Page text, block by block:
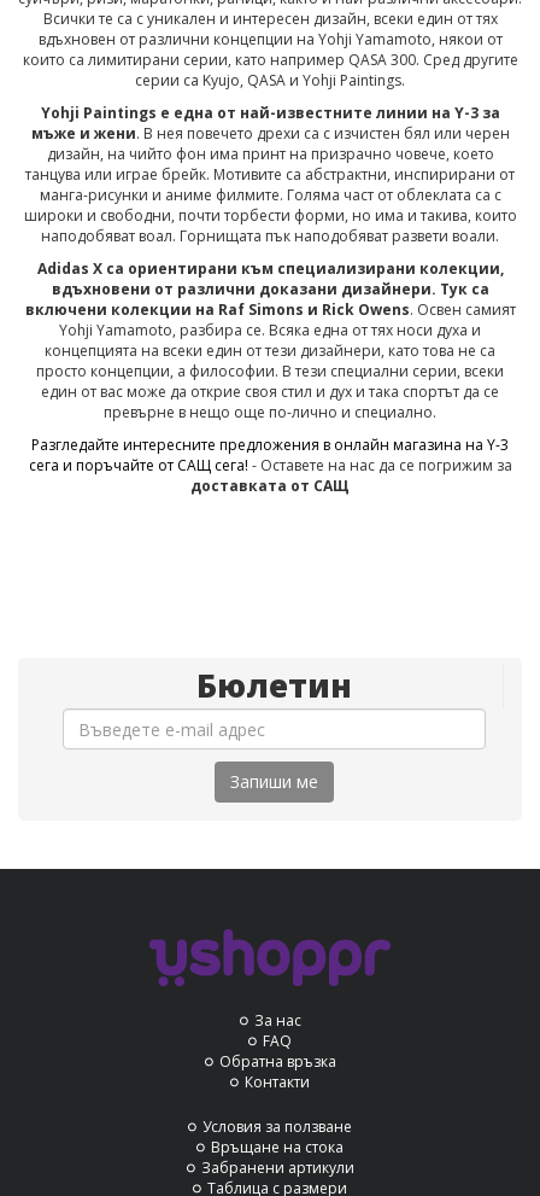
Всички те са с уникален и интересен дизайн, всеки един от тях
вдъхновен от различни концепции на Yohji Yamamoto, някои от
които са лимитирани серии, като например QASA 300. Сред другите
серии са Kyujo, QASA и Yohji Paintings.
Yohji Paintings е една от най-известните линии на Y-3 за
мъже и жени. В нея повечето дрехи са с изчистен бял или черен
дизайн, на чийто фон има принт на призрачно човече, което
танцува или играе брейк. Мотивите са абстрактни, инспирирани от
манга-рисунки и аниме филмите. Голяма част от облеклата са с
широки и свободни, почти торбести форми, но има и такива, които
наподобяват воал. Горнищата пък наподобяват развети воали.
Adidas X са ориентирани към специализирани колекции,
вдъхновени от различни доказани дизайнери. Тук са
включени колекции на Raf Simons и Rick Owens. Освен самият
Yohji Yamamoto, разбира се. Всяка една от тях носи духа и
концепцията на всеки един от тези дизайнери, като това не са
просто концепции, а философии. В тези специални серии, всеки
един от вас може да открие своя стил и дух и така спортът да се
превърне в нещо още по-лично и специално.
Разгледайте интересните предложения в онлайн магазина на Y-3
сега и поръчайте от САЩ сега! - Оставете на нас да се погрижим за
доставката от САЩ
Бюлетин
Запиши ме
За нас
FAQ
Обратна връзка
Контакти
Условия за ползване
Връщане на стока
Забранени артикули
Таблица с размери